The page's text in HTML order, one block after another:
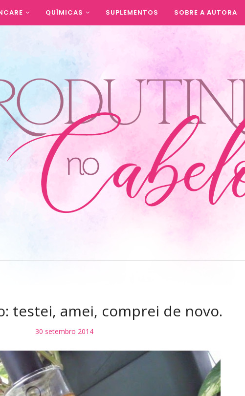
QUÍMICAS SUPLEMENTOS SOBRE A AUTORA
testei, amei, comprei de novo.
30 setembro 2014